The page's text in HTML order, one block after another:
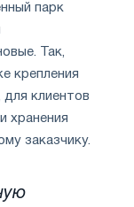
парк
Так,
крепления
для клиентов
хранения
заказчику.